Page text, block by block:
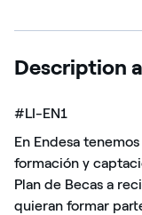
Description
#LI-EN1
En Endesa
formación y
Plan de Becas a
quieran formar